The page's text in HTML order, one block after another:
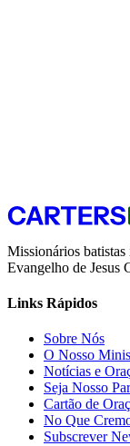
Missionários
Evangelho de Jesus
Links Rápidos
Sobre Nós
O Nosso
Notícias e
Seja Nosso
Cartão de
No Que
Subscrever